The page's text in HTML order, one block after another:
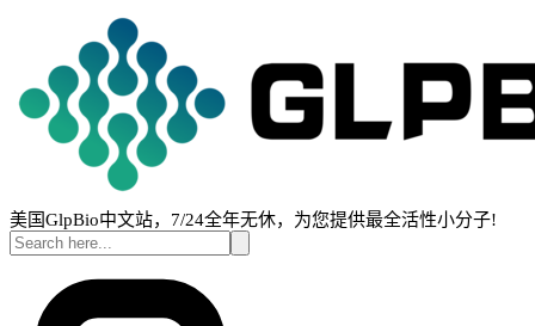
美国GlpBio中文站，7/24全年无休，为您提供最全活性小分子!